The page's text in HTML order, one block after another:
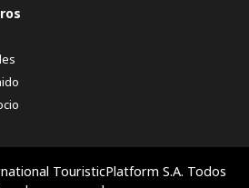
TouristicPlatform S.A. Todos